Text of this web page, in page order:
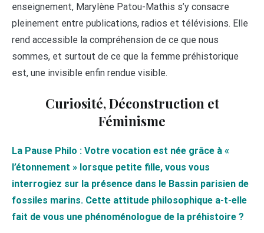
enseignement, Marylène Patou-Mathis s’y consacre
pleinement entre publications, radios et télévisions. Elle
rend accessible la compréhension de ce que nous
sommes, et surtout de ce que la femme préhistorique
est, une invisible enfin rendue visible.
Curiosité, Déconstruction et
Féminisme
La Pause Philo : Votre vocation est née grâce à «
l’étonnement » lorsque petite fille, vous vous
interrogiez sur la présence dans le Bassin parisien de
fossiles marins. Cette attitude philosophique a-t-elle
fait de vous une phénoménologue de la préhistoire ?